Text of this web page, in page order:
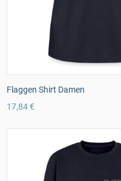
Flaggen Shirt Damen
17,84 €